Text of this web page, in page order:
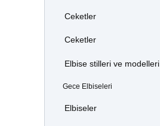
Ceketler
Ceketler
Elbise stilleri ve modelleri
Gece Elbiseleri
Elbiseler